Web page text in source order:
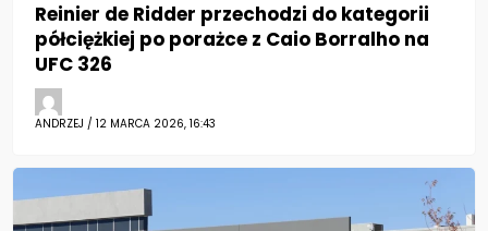
Reinier de Ridder przechodzi do kategorii
półciężkiej po porażce z Caio Borralho na
UFC 326
ANDRZEJ / 12 MARCA 2026, 16:43